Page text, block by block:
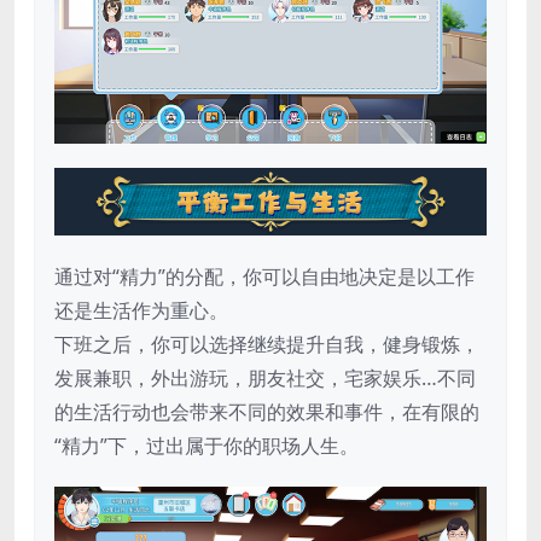
通过对“精力”的分配，你可以自由地决定是以工作
还是生活作为重心。
下班之后，你可以选择继续提升自我，健身锻炼，
发展兼职，外出游玩，朋友社交，宅家娱乐…不同
的生活行动也会带来不同的效果和事件，在有限的
“精力”下，过出属于你的职场人生。